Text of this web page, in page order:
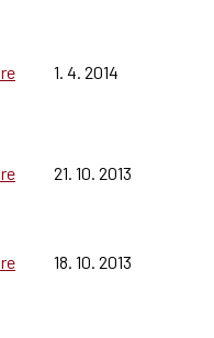
1. 4. 2014
21. 10. 2013
18. 10. 2013